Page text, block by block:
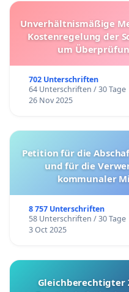
Unverhältnismäßige
Kostenregelung der
um
702 Unterschriften
64 Unterschriften / 30 Tage
26 Nov 2025
Petition für die Abschaffung der Tötungsstationen
und für die
kommunaler
8 757 Unterschriften
58 Unterschriften / 30 Tage
3 Oct 2025
Gleichberechtigter